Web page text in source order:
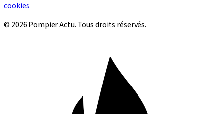
cookies
© 2026 Pompier Actu. Tous droits réservés.